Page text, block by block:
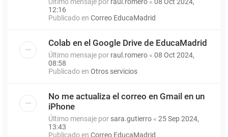
12:16
Publicado en Correo EducaMadrid
Colab en el Google Drive de EducaMadrid
Último mensaje por raul.romero « 08 Oct 2024,
08:58
Publicado en Otros servicios
No me actualiza el correo en Gmail en un
iPhone
Último mensaje por sara.gutierro « 25 Sep 2024,
13:43
Publicado en Correo EducaMadrid